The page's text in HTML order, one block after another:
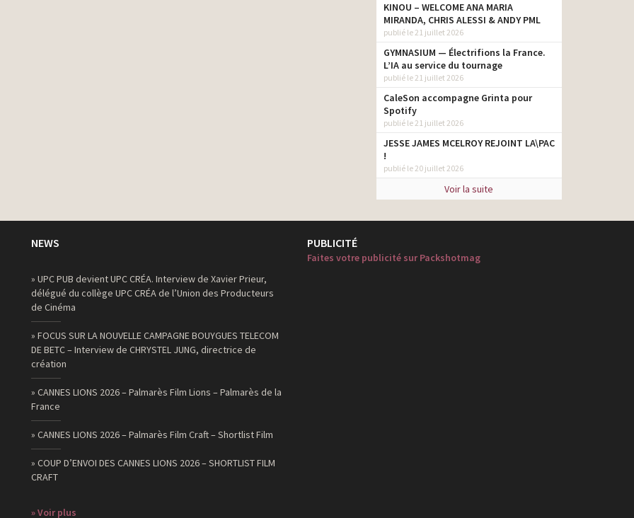
KINOU – WELCOME ANA MARIA
MIRANDA, CHRIS ALESSI & ANDY PML
publié le 21 juillet 2026
GYMNASIUM — Électrifions la France.
L’IA au service du tournage
publié le 21 juillet 2026
CaleSon accompagne Grinta pour
Spotify
publié le 21 juillet 2026
JESSE JAMES MCELROY REJOINT LA\PAC
!
publié le 20 juillet 2026
Voir la suite
NEWS
» UPC PUB devient UPC CRÉA. Interview de Xavier Prieur,
délégué du collège UPC CRÉA de l’Union des Producteurs
de Cinéma
» FOCUS SUR LA NOUVELLE CAMPAGNE BOUYGUES TELECOM
DE BETC – Interview de CHRYSTEL JUNG, directrice de
création
» CANNES LIONS 2026 – Palmarès Film Lions – Palmarès de la
France
» CANNES LIONS 2026 – Palmarès Film Craft – Shortlist Film
» COUP D’ENVOI DES CANNES LIONS 2026 – SHORTLIST FILM
CRAFT
» Voir plus
PUBLICITÉ
Faites votre publicité sur Packshotmag